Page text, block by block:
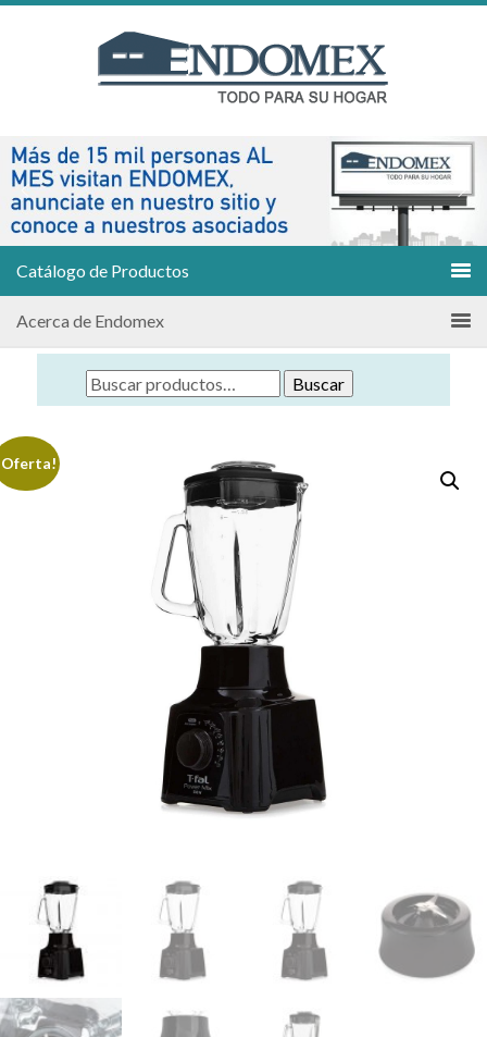
Catálogo de Productos
Acerca de Endomex
Buscar